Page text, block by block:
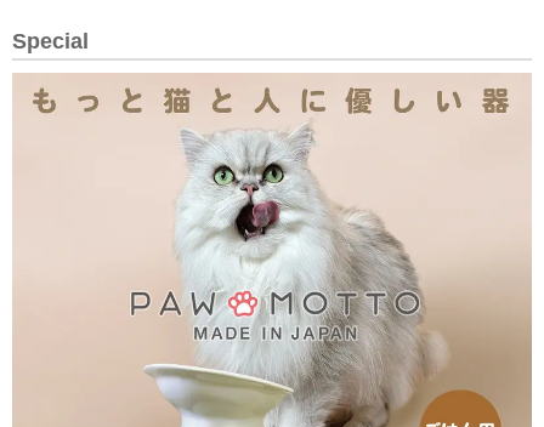
Special